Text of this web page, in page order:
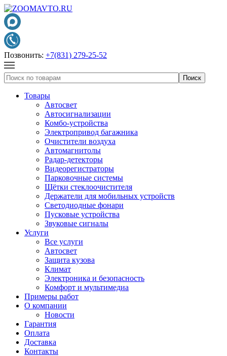
Позвонить: +7(831) 279-25-52
Товары
Автосвет
Автосигнализации
Комбо-устройства
Электропривод багажника
Очистители воздуха
Автомагнитолы
Радар-детекторы
Видеорегистраторы
Парковочные системы
Щётки стеклоочистителя
Держатели для мобильных устройств
Светодиодные фонари
Пусковые устройства
Звуковые сигналы
Услуги
Все услуги
Автосвет
Защита кузова
Климат
Электроника и безопасность
Комфорт и мультимедиа
Примеры работ
О компании
Новости
Гарантия
Оплата
Доставка
Контакты